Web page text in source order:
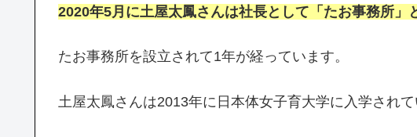
2020年5月に土屋太鳳さんは社長として「たお事務所」
たお事務所を設立されて1年が経っています。
土屋太鳳さんは2013年に日本体女子育大学に入学されて